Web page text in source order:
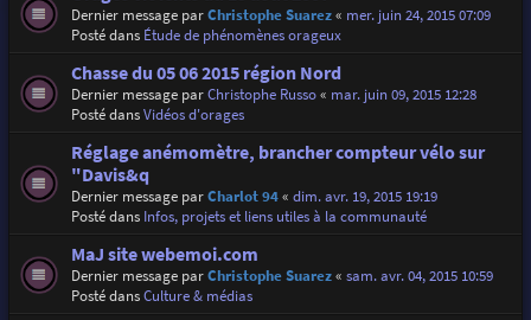
Dernier message parChristophe Suarez« mer. juin 24, 2015 07:09
Posté dans Étude de phénomènes orageux
Chasse du 05 06 2015 région Nord
Dernier message parChristophe Russo« mar. juin 09, 2015 12:28
Posté dansVidéos d'orages
Réglage anémomètre, brancher compteur vélo sur
"Davis&q
Dernier message parCharlot 94« dim. avr. 19, 2015 19:19
Posté dans Infos, projets et liens utiles à la communauté
MaJ site webemoi.com
Dernier message parChristophe Suarez« sam. avr. 04, 2015 10:59
Posté dansCulture & médias